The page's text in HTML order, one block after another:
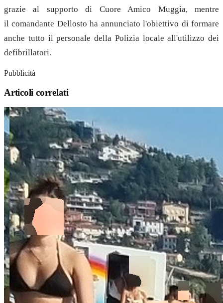
grazie al supporto di Cuore Amico Muggia, mentre
il comandante Dellosto ha annunciato l'obiettivo di formare
anche tutto il personale della Polizia locale all'utilizzo dei
defibrillatori.
Pubblicità
Articoli correlati